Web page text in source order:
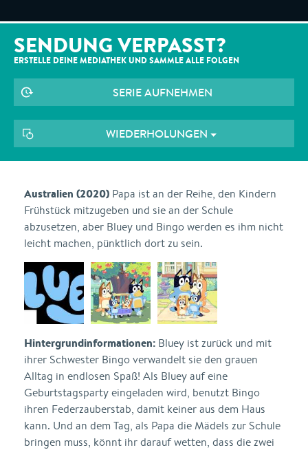
SENDUNG VERPASST?
ERSTELLE DEINE MEDIATHEK UND SAMMLE ALLE FOLGEN
SERIE AUFNEHMEN
WIEDERHOLUNGEN
Australien (2020) Papa ist an der Reihe, den Kindern
Frühstück mitzugeben und sie an der Schule
abzusetzen, aber Bluey und Bingo werden es ihm nicht
leicht machen, pünktlich dort zu sein.
Hintergrundinformationen: Bluey ist zurück und mit
ihrer Schwester Bingo verwandelt sie den grauen
Alltag in endlosen Spaß! Als Bluey auf eine
Geburtstagsparty eingeladen wird, benutzt Bingo
ihren Federzauberstab, damit keiner aus dem Haus
kann. Und an dem Tag, als Papa die Mädels zur Schule
bringen muss, könnt ihr darauf wetten, dass die zwei